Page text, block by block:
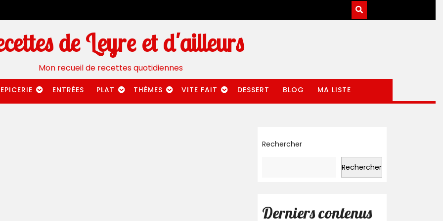
de Leyre et d'ailleurs
Mon recueil de recettes quotidiennes
EPICERIE ENTRÉES PLAT THÈMES VITE FAIT DESSERT BLOG MA LISTE
Rechercher
Rechercher
Derniers contenus